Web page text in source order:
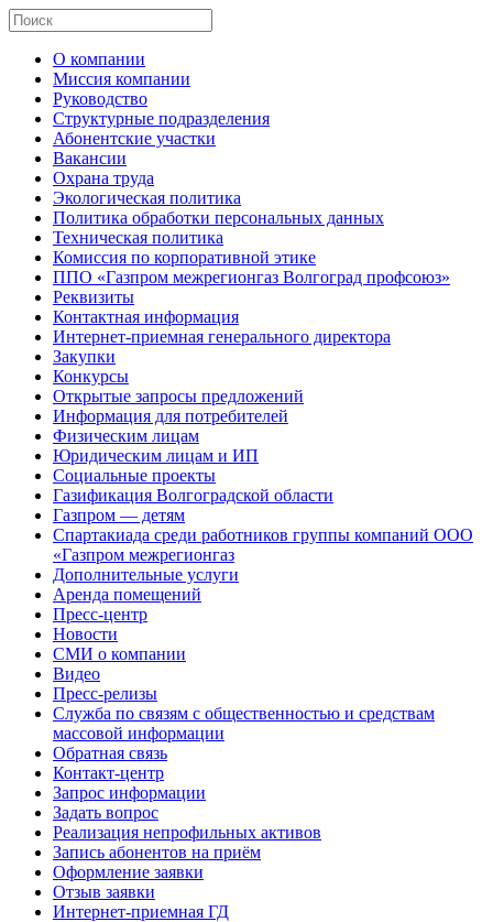
О компании
Миссия компании
Руководство
Структурные подразделения
Абонентские участки
Вакансии
Охрана труда
Экологическая политика
Политика обработки персональных данных
Техническая политика
Комиссия по корпоративной этике
ППО «Газпром межрегионгаз Волгоград профсоюз»
Реквизиты
Контактная информация
Интернет-приемная генерального директора
Закупки
Конкурсы
Открытые запросы предложений
Информация для потребителей
Физическим лицам
Юридическим лицам и ИП
Социальные проекты
Газификация Волгоградской области
Газпром — детям
Спартакиада среди работников группы компаний ООО
«Газпром межрегионгаз
Дополнительные услуги
Аренда помещений
Пресс-центр
Новости
СМИ о компании
Видео
Пресс-релизы
Служба по связям с общественностью и средствам
массовой информации
Обратная связь
Контакт-центр
Запрос информации
Задать вопрос
Реализация непрофильных активов
Запись абонентов на приём
Оформление заявки
Отзыв заявки
Интернет-приемная ГД